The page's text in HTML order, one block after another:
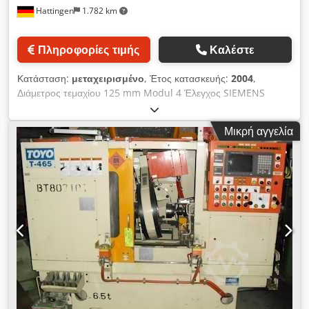
Hattingen 1.782 km
Πληροφορίες τιμής Καλέστε
Κατάσταση: μεταχειρισμένο, Έτος κατασκευής: 2004,
Διάμετρος τεμαχίου 125 mm Modul 4 Έλεγχος SIEMENS
SINUMERIK Διαδρομή - x 105 mm Διαδρομή - y 40 mm
Διαδρομή - z 500 mm Διάμετρος τεμαχίου 17 - 39,5 mm Ύψος
τεμαχίου 6 - 15 mm Μηχανές ροδών hon | GLEASON-HURTH
- ZH 125 Codpfx Anjx Szm Aeksrf Το μηχάνημα βρίσκεται σε
πολύ καλή κατάσταση συντήρησης. Σημειώστε ότι οι τεχνικές
λεπτομέρειες προστέθηκαν από παρόμοια μηχανήματα.
Μικρή αγγελία